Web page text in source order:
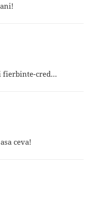
fierbinte-cred…
ceva!